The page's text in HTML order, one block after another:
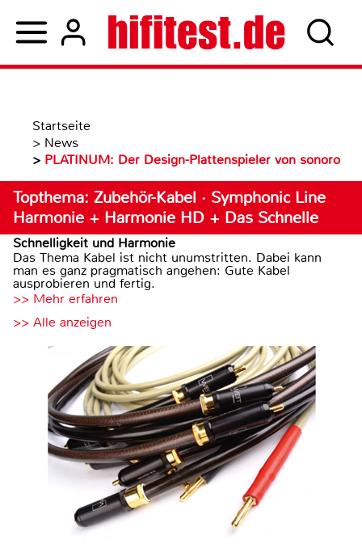
Startseite
> News
> PLATINUM: Der Design-Plattenspieler von sonoro
Topthema: Zubehör-Kabel · Symphonic Line
Harmonie + Harmonie HD + Das Schnelle
Schnelligkeit und Harmonie
Das Thema Kabel ist nicht unumstritten. Dabei kann
man es ganz pragmatisch angehen: Gute Kabel
ausprobieren und fertig.
>> Mehr erfahren
>> Alle anzeigen